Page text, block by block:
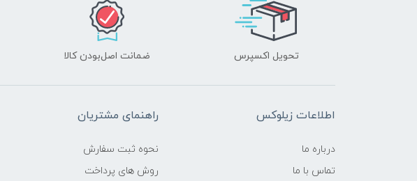
تحویل اکسپرس ضمانت اصل‌بودن کالا
اطلاعات زیلوکس
درباره ما
تماس با ما
راهنمای مشتریان
نحوه ثبت سفارش
روش های پرداخت